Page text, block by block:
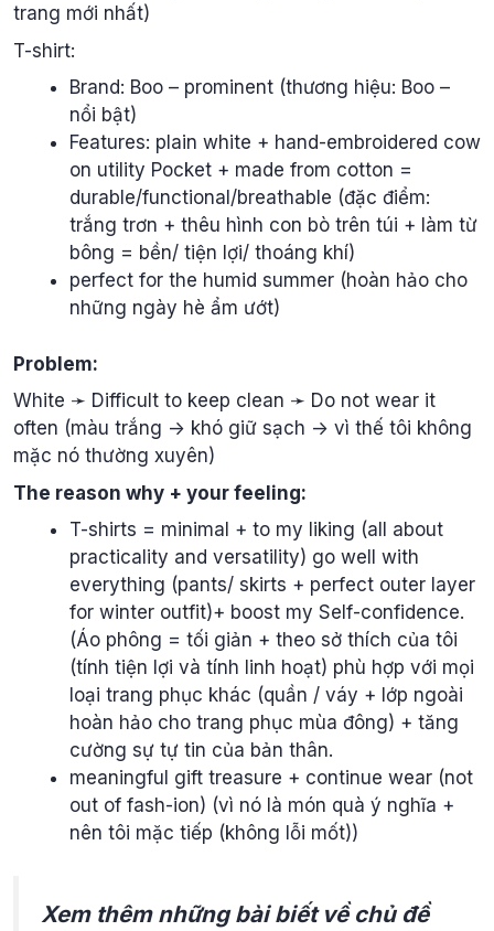
trang mới nhất)
T-shirt:
Brand: Boo – prominent (thương hiệu: Boo –
nổi bật)
Features: plain white + hand-embroidered cow
on utility Pocket + made from cotton =
durable/functional/breathable (đặc điểm:
trắng trơn + thêu hình con bò trên túi + làm từ
bông = bền/ tiện lợi/ thoáng khí)
perfect for the humid summer (hoàn hảo cho
những ngày hè ẩm ướt)
Problem:
White ➛ Difficult to keep clean ➛ Do not wear it
often (màu trắng -> khó giữ sạch -> vì thế tôi không
mặc nó thường xuyên)
The reason why + your feeling:
T-shirts = minimal + to my liking (all about
practicality and versatility) go well with
everything (pants/ skirts + perfect outer layer
for winter outfit)+ boost my Self-confidence.
(Áo phông = tối giản + theo sở thích của tôi
(tính tiện lợi và tính linh hoạt) phù hợp với mọi
loại trang phục khác (quần / váy + lớp ngoài
hoàn hảo cho trang phục mùa đông) + tăng
cường sự tự tin của bản thân.
meaningful gift treasure + continue wear (not
out of fash-ion) (vì nó là món quà ý nghĩa +
nên tôi mặc tiếp (không lỗi mốt))
Xem thêm những bài biết về chủ đề